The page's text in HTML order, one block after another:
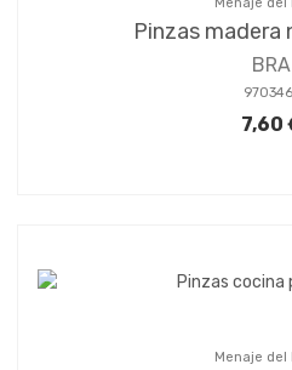
Menaje del
Pinzas madera
BRA
7,60
Menaje del